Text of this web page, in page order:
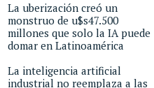
La uberización creó un
monstruo de u$s47.500
millones que solo la IA puede
domar en Latinoamérica
La inteligencia artificial
industrial no reemplaza a las